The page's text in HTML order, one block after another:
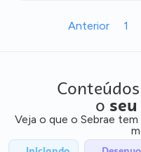
Anterior 1
o
Veja o que o Sebrae